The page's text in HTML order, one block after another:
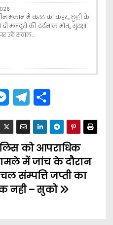
मकान में करंट का कहर,, छुट्टी के
मजदूरों की दर्दनाक मौत,, सुरक्षा
उठे सवाल…
M
s
s
e
n
l
e
g
r
a
r
e
को आपराधिक
में जांच के दौरान
संम्पत्ति जप्ती का
नही – सुको